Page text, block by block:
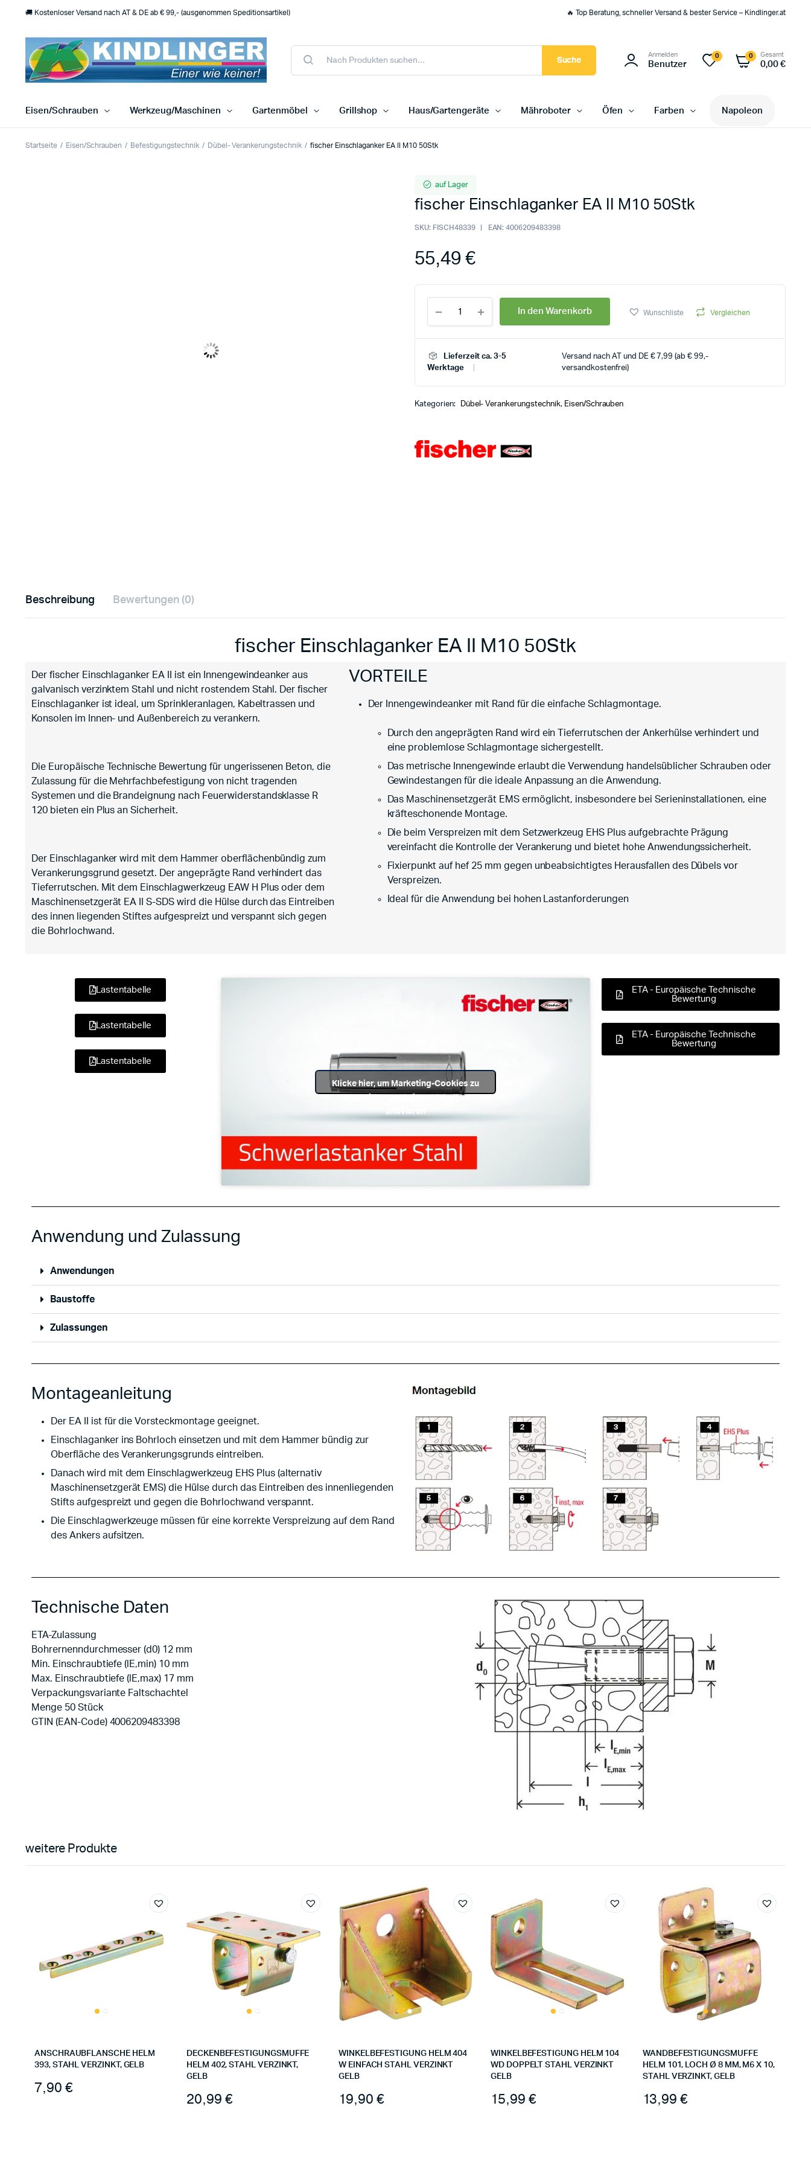
🚚 Kostenloser Versand nach AT & DE ab € 99,- (ausgenommen Speditionsartikel) 🔥 Top Beratung, schneller Versand & bester Service – Kindlinger.at
Suche
Anmelden
Benutzer
0 0 Gesamt
0,00€
Eisen/Schrauben Werkzeug/Maschinen Gartenmöbel Grillshop Haus/Gartengeräte Mähroboter Öfen Farben Napoleon
Startseite Eisen/Schrauben Befestigungstechnik Dübel- Verankerungstechnik fischer Einschlaganker EA II M10 50Stk
auf Lager
fischer Einschlaganker EA II M10 50Stk
SKU: FISCH48339 EAN: 4006209483398
55,49€
In den Warenkorb Wunschliste Vergleichen
Lieferzeit ca. 3-5
Werktage
Versand nach AT und DE € 7,99 (ab € 99,-
versandkostenfrei)
Kategorien: Dübel- Verankerungstechnik, Eisen/Schrauben
Beschreibung Bewertungen (0)
fischer Einschlaganker EA II M10 50Stk
Der fischer Einschlaganker EA II ist ein Innengewindeanker aus
galvanisch verzinktem Stahl und nicht rostendem Stahl. Der fischer
Einschlaganker ist ideal, um Sprinkleranlagen, Kabeltrassen und
Konsolen im Innen- und Außenbereich zu verankern.
Die Europäische Technische Bewertung für ungerissenen Beton, die
Zulassung für die Mehrfachbefestigung von nicht tragenden
Systemen und die Brandeignung nach Feuerwiderstandsklasse R
120 bieten ein Plus an Sicherheit.
Der Einschlaganker wird mit dem Hammer oberflächenbündig zum
Verankerungsgrund gesetzt. Der angeprägte Rand verhindert das
Tieferrutschen. Mit dem Einschlagwerkzeug EAW H Plus oder dem
Maschinensetzgerät EA II S-SDS wird die Hülse durch das Eintreiben
des innen liegenden Stiftes aufgespreizt und verspannt sich gegen
die Bohrlochwand.
VORTEILE
Der Innengewindeanker mit Rand für die einfache Schlagmontage.
Durch den angeprägten Rand wird ein Tieferrutschen der Ankerhülse verhindert und
eine problemlose Schlagmontage sichergestellt.
Das metrische Innengewinde erlaubt die Verwendung handelsüblicher Schrauben oder
Gewindestangen für die ideale Anpassung an die Anwendung.
Das Maschinensetzgerät EMS ermöglicht, insbesondere bei Serieninstallationen, eine
kräfteschonende Montage.
Die beim Verspreizen mit dem Setzwerkzeug EHS Plus aufgebrachte Prägung
vereinfacht die Kontrolle der Verankerung und bietet hohe Anwendungssicherheit.
Fixierpunkt auf hef 25 mm gegen unbeabsichtigtes Herausfallen des Dübels vor
Verspreizen.
Ideal für die Anwendung bei hohen Lastanforderungen
Lastentabelle
Lastentabelle
Lastentabelle
Klicke hier, um Marketing-Cookies zu
akzeptieren und diesen Inhalt zu
aktivieren
ETA - Europäische Technische
Bewertung
ETA - Europäische Technische
Bewertung
Anwendung und Zulassung
Anwendungen
Baustoffe
Zulassungen
Montageanleitung
Der EA II ist für die Vorsteckmontage geeignet.
Einschlaganker ins Bohrloch einsetzen und mit dem Hammer bündig zur
Oberfläche des Verankerungsgrunds eintreiben.
Danach wird mit dem Einschlagwerkzeug EHS Plus (alternativ
Maschinensetzgerät EMS) die Hülse durch das Eintreiben des innenliegenden
Stifts aufgespreizt und gegen die Bohrlochwand verspannt.
Die Einschlagwerkzeuge müssen für eine korrekte Verspreizung auf dem Rand
des Ankers aufsitzen.
Technische Daten
ETA-Zulassung
Bohrernenndurchmesser (d0) 12 mm
Min. Einschraubtiefe (lE,min) 10 mm
Max. Einschraubtiefe (lE,max) 17 mm
Verpackungsvariante Faltschachtel
Menge 50 Stück
GTIN (EAN-Code) 4006209483398
weitere Produkte
ANSCHRAUBFLANSCHE HELM
393, STAHL VERZINKT, GELB
7,90 €
DECKENBEFESTIGUNGSMUFFE
HELM 402, STAHL VERZINKT,
GELB
20,99 €
WINKELBEFESTIGUNG HELM 404
W EINFACH STAHL VERZINKT
GELB
19,90 €
WINKELBEFESTIGUNG HELM 104
WD DOPPELT STAHL VERZINKT
GELB
15,99 €
WANDBEFESTIGUNGSMUFFE
HELM 101, LOCH Ø 8 MM, M6 X 10,
STAHL VERZINKT, GELB
13,99 €